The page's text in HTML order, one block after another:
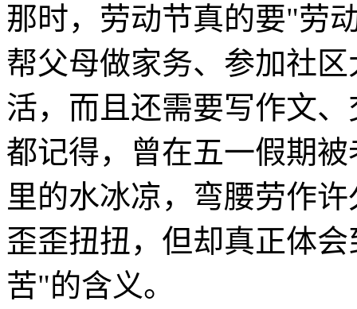
那时，劳动节真的要"劳
帮父母做家务、参加社
活，而且还需要写作文
都记得，曾在五一假期
里的水冰凉，弯腰劳作
歪歪扭扭，但却真正体
苦"的含义。